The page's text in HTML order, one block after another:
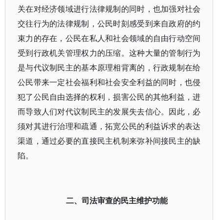
关在对经济领域进行法律规制的同时，也加强对社会
交往行为的法律规制，公民时刻感受到来自政府的约
束力的存在，公民在私人和社会领域的自由行动空间
受到行政机关管理权力的压缩。这种大量的管制行为
是与代议制民主的基本原理相背离的，行政规制在给
公民带来一定社会福利和社会安全利益的同时，也侵
犯了公民自由选择的权利，损害公民的其他利益，进
而导致人们对代议制民主的发展失去信心。因此，必
须对其进行治理和疏通，拓宽公民的利益诉求的表达
渠道，通过必要的直接民主机制来弥补间接民主的缺
陷。
二、司法审查的民主维护功能